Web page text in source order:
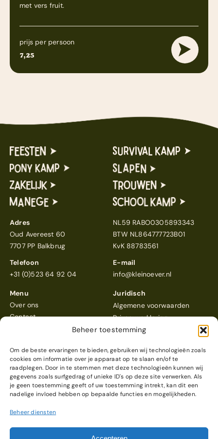
Beheer toestemming
Om de beste ervaringen te bieden, gebruiken wij technologieën zoals
cookies om informatie over je apparaat op te slaan en/of te
raadplegen. Door in te stemmen met deze technologieën kunnen wij
gegevens zoals surfgedrag of unieke ID's op deze site verwerken. Als
je geen toestemming geeft of uw toestemming intrekt, kan dit een
nadelige invloed hebben op bepaalde functies en mogelijkheden.
Beheer diensten
met vers fruit.
prijs per persoon
7,25
Adres
Oud Avereest 60
7707 PP Balkbrug
NL59 RABO0305893343
BTW NL864777723B01
KvK 88783561
Telefoon
+31 (0)523 64 92 04
E-mail
info@kleinoever.nl
Menu
Over ons
Contact
Juridisch
Algemene voorwaarden
Privacyverklaring
Klein Oeverscoort een 4,6
Reviews bekijken
Webdesign & realisatie